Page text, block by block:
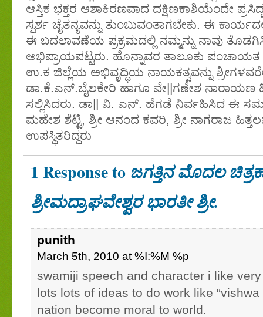
ಆಸ್ತಿಕ ಭಕ್ತರ ಆಶಾಕಿರಣವಾದ ದಕ್ಷಿಣಕಾಶಿಯೆಂದೇ
ಸ್ಪರ್ಶ ಚೈತನ್ಯವನ್ನು ತುಂಬುವಂತಾಗಬೇಕು. ಈ
ಈ ಬದಲಾವಣೆಯ ಪ್ರಕ್ರಮದಲ್ಲಿ ನಮ್ಮನ್ನು ನಾವು
ಅಭಿಪ್ರಾಯಪಟ್ಟರು. ಹೊನ್ನಾವರ ತಾಲೂಕು ಪಂಚಾಯತ
ಉ.ಕ ಜಿಲ್ಲೆಯ ಅಭಿವೃದ್ಧಿಯ ನಾಯಕತ್ವವನ್ನು
ಡಾ.ಕೆ.ಎನ್.ಬೈಲಕೇರಿ ಹಾಗೂ ವೇ||ಗಣೇಶ ನಾರಾಯಣ
ಸಲ್ಲಿಸಿದರು. ಡಾ|| ವಿ. ಎನ್. ಹೆಗಡೆ ನಿರ್ವಹಿಸಿದ ಈ
ಮಹೇಶ ಶೆಟ್ಟಿ, ಶ್ರೀ ಆನಂದ ಕವರಿ, ಶ್ರೀ ನಾಗರಾಜ
ಉಪಸ್ಥಿತರಿದ್ದರು
1 Response to ಜಗತ್ತಿನ ಮೊದಲ
ಶ್ರೀಮದ್ರಾಘವೇಶ್ವರ ಭಾರತೀ ಶ್ರೀ.
punith
March 5th, 2010 at %I:%M %p
swamiji speech and character i like
lots lots of ideas to do work like
nation become moral to world.